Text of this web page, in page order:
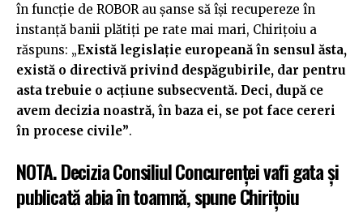
în funcție de ROBOR au șanse să își recupereze în
instanță banii plătiți pe rate mai mari, Chirițoiu a
răspuns: „Există legislație europeană în sensul ăsta,
există o directivă privind despăgubirile, dar pentru
asta trebuie o acțiune subsecventă. Deci, după ce
avem decizia noastră, în baza ei, se pot face cereri
în procese civile”.
NOTA. Decizia Consiliul Concurenței vafi gata și
publicată abia în toamnă, spune Chirițoiu